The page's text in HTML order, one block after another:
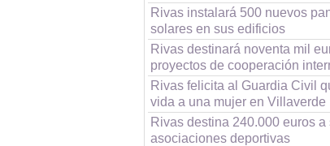
Rivas instalará 500 nuevos
solares en sus edificios
Rivas destinará noventa mil
proyectos de cooperación
Rivas felicita al Guardia Civil
vida a una mujer en Villaverde
Rivas destina 240.000 euros a
asociaciones deportivas